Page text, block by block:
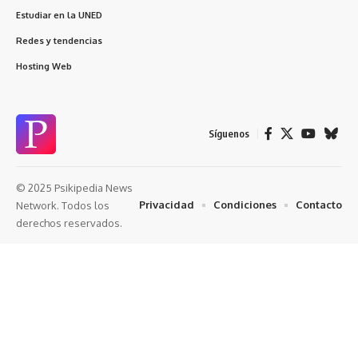
Estudiar en la UNED
Redes y tendencias
Hosting Web
Síguenos
© 2025 Psikipedia News
Network. Todos los
derechos reservados.
Privacidad Condiciones Contacto